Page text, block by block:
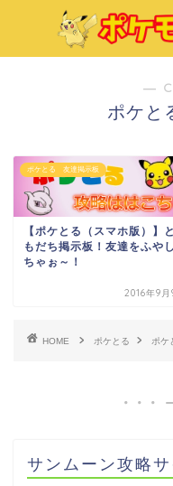
―
ポケと
ポケとる 友達掲示板
【ポケとる（スマホ版）】と
もだち掲示板！友達をふやし
ちゃぉ～！
2016年9月
HOME ポケとる ポケ
サンムーン攻略